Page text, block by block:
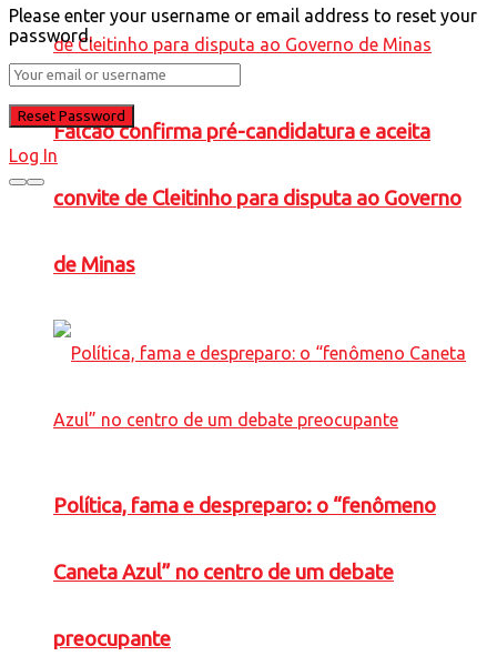
Falcão confirma pré-candidatura e aceita
convite de Cleitinho para disputa ao Governo
de Minas
Política, fama e despreparo: o “fenômeno
Caneta Azul” no centro de um debate
preocupante
Please enter your username or email address to reset your
password.
Log In